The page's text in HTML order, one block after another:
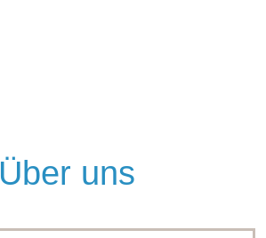
Über uns